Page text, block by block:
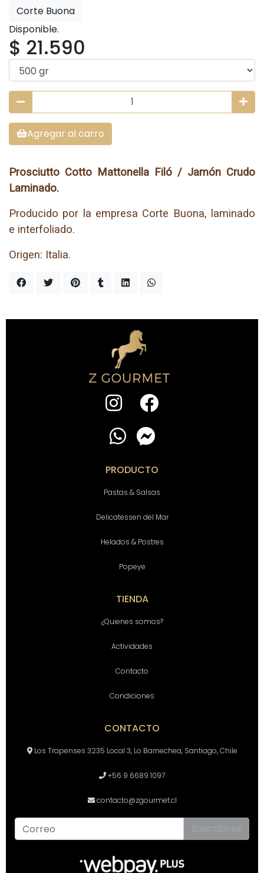
Corte Buona
Disponible.
$ 21.590
Agregar al carro
Prosciutto Cotto Mattonella Filó / Jamón Crudo
Laminado.
Producido por la empresa Corte Buona, laminado
e interfoliado.
Origen: Italia.
PRODUCTO
Pastas & Salsas
Delicatessen del Mar
Helados & Postres
Popeye
TIENDA
¿Quienes somos?
Actividades
Contacto
Condiciones
CONTACTO
Los Trapenses 3235 Local 3, Lo Barnechea, Santiago, Chile
+56 9 6689 1097
contacto@zgourmet.cl